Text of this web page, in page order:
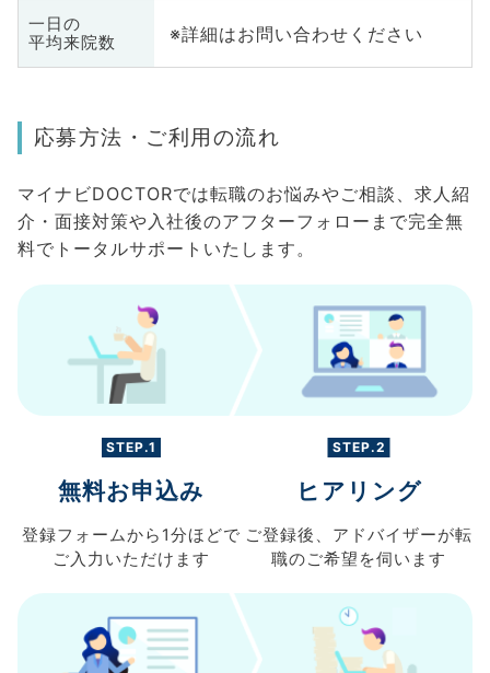
一日の
平均来院数
※詳細はお問い合わせください
応募方法・ご利用の流れ
マイナビDOCTORでは転職のお悩みやご相談、求人紹
介・面接対策や入社後のアフターフォローまで完全無
料でトータルサポートいたします。
STEP.1
無料お申込み
登録フォームから 1分ほどで
ご入力 いただけます
STEP.2
ヒアリング
ご登録後、 アドバイザーが転
職のご希望を伺います